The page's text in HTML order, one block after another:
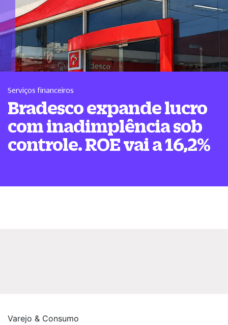
Serviços financeiros
Bradesco expande lucro
com inadimplência sob
controle. ROE vai a 16,2%
Varejo & Consumo